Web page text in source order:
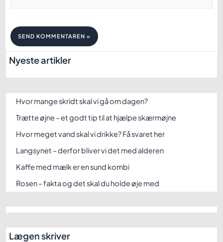
Nyeste artikler
Hvor mange skridt skal vi gå om dagen?
Trætte øjne – et godt tip til at hjælpe skærmøjne
Hvor meget vand skal vi drikke? Få svaret her
Langsynet – derfor bliver vi det med alderen
Kaffe med mælk er en sund kombi
Rosen – fakta og det skal du holde øje med
Lægen skriver